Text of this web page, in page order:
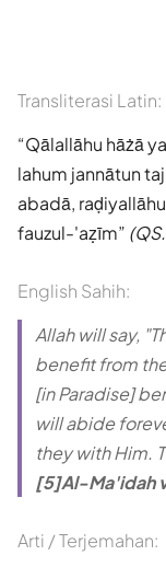
Transliterasi Latin:
Qālallāhu hāżā
lahum jannātun
abadā,
fauzul-'aẓīm
English Sahih:
Allah will say,
benefit from
[in Paradise]
will abide
they with Him.
[5]Al-Ma'idah
Arti / Terjemahan: